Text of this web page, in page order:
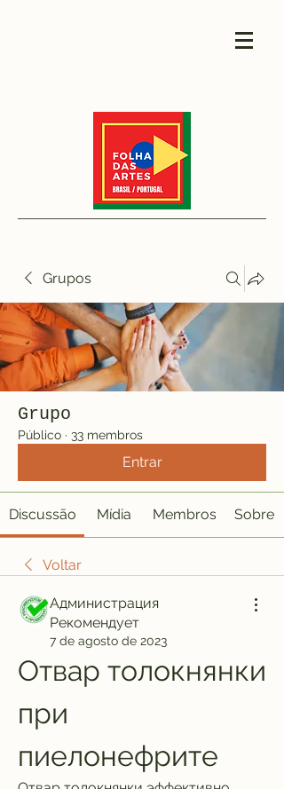
Grupos
Grupo
Público · 33 membros
Entrar
Discussão Mídia Membros Sobre
Voltar
Администрация
Рекомендует
7 de agosto de 2023
Отвар толокнянки
при
пиелонефрите